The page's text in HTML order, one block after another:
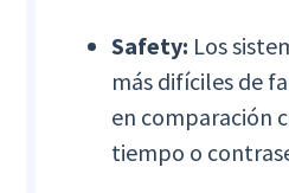
Safety: Los
más difíciles de
en comparación
tiempo o